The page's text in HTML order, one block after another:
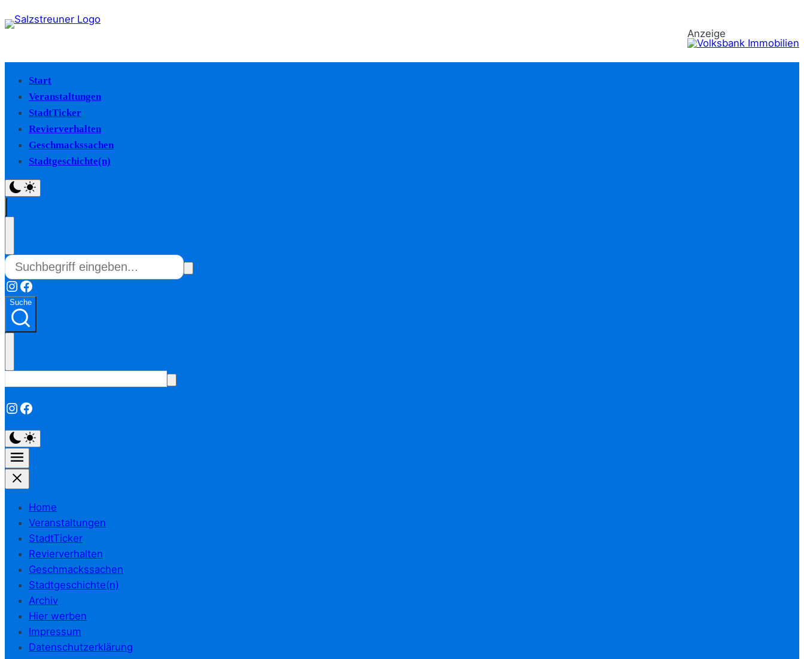
Anzeige
Start
Veranstaltungen
StadtTicker
Revierverhalten
Geschmackssachen
Stadtgeschichte(n)
Instagram
Facebook
Suche
Instagram
Facebook
Home
Veranstaltungen
StadtTicker
Revierverhalten
Geschmackssachen
Stadtgeschichte(n)
Archiv
Hier werben
Impressum
Datenschutzerklärung